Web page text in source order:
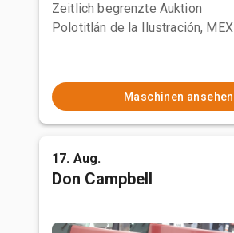
Zeitlich begrenzte Auktion
Polotitlán de la Ilustración, MEX
Maschinen ansehen
17. Aug.
Don Campbell